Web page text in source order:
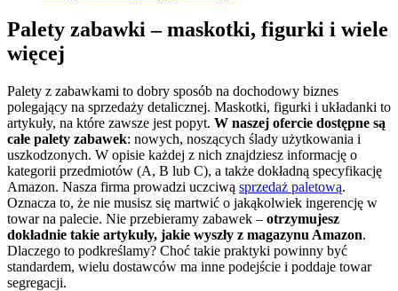
Palety zabawki – maskotki, figurki i wiele
więcej
Palety z zabawkami to dobry sposób na dochodowy biznes
polegający na sprzedaży detalicznej. Maskotki, figurki i układanki to
artykuły, na które zawsze jest popyt. W naszej ofercie dostępne są
całe palety zabawek: nowych, noszących ślady użytkowania i
uszkodzonych. W opisie każdej z nich znajdziesz informację o
kategorii przedmiotów (A, B lub C), a także dokładną specyfikację
Amazon. Nasza firma prowadzi uczciwą sprzedaż paletową.
Oznacza to, że nie musisz się martwić o jakąkolwiek ingerencję w
towar na palecie. Nie przebieramy zabawek – otrzymujesz
dokładnie takie artykuły, jakie wyszły z magazynu Amazon.
Dlaczego to podkreślamy? Choć takie praktyki powinny być
standardem, wielu dostawców ma inne podejście i poddaje towar
segregacji.